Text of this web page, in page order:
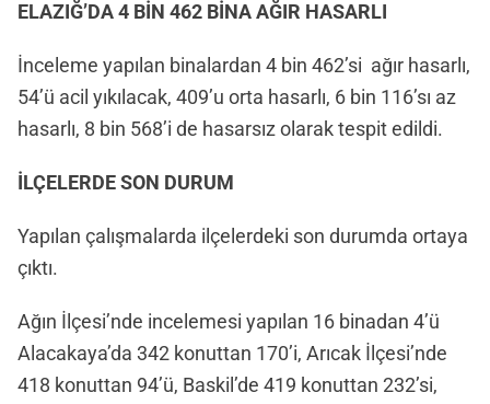
ELAZIĞ’DA 4 BİN 462 BİNA AĞIR HASARLI
İnceleme yapılan binalardan 4 bin 462’si ağır hasarlı,
54’ü acil yıkılacak, 409’u orta hasarlı, 6 bin 116’sı az
hasarlı, 8 bin 568’i de hasarsız olarak tespit edildi.
İLÇELERDE SON DURUM
Yapılan çalışmalarda ilçelerdeki son durumda ortaya
çıktı.
Ağın İlçesi’nde incelemesi yapılan 16 binadan 4’ü
Alacakaya’da 342 konuttan 170’i, Arıcak İlçesi’nde
418 konuttan 94’ü, Baskil’de 419 konuttan 232’si,